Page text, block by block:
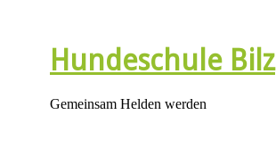
Hundeschule Bilz
Gemeinsam Helden werden